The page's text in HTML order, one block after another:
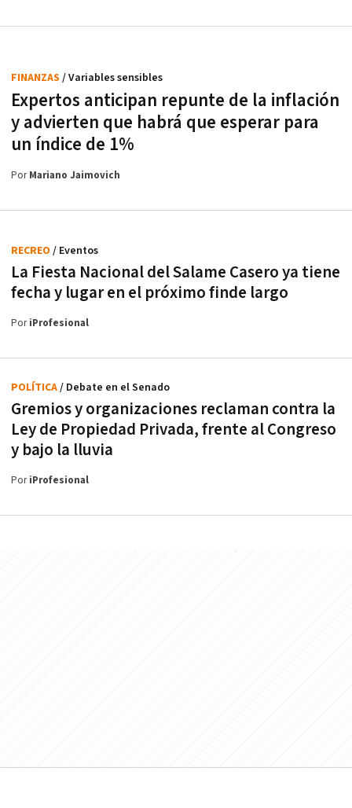
Expertos anticipan repunte de la inflación
y advierten que habrá que esperar para
un índice de 1%
FINANZAS / Variables sensibles
PorMariano Jaimovich
La Fiesta Nacional del Salame Casero ya tiene
fecha y lugar en el próximo finde largo
RECREO / Eventos
PoriProfesional
Gremios y organizaciones reclaman contra la
Ley de Propiedad Privada, frente al Congreso
y bajo la lluvia
POLÍTICA/ Debate en el Senado
PoriProfesional